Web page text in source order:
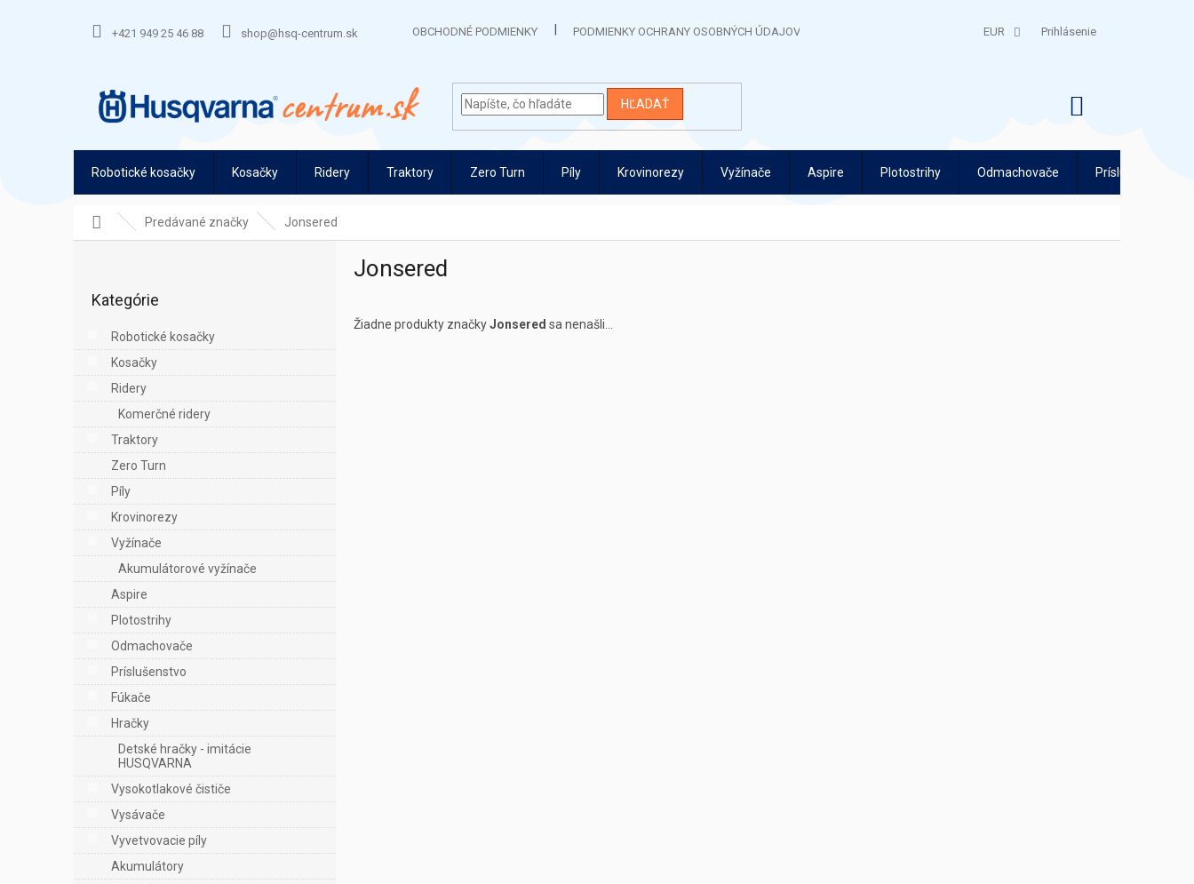
+421 949 25 46 88 shop@hsq-centrum.sk OBCHODNÉ PODMIENKY PODMIENKY OCHRANY OSOBNÝCH ÚDAJOV EUR Prihlásenie
HĽADAŤ
Robotické kosačky Kosačky Ridery Traktory Zero Turn Píly Krovinorezy Vyžínače Aspire Plotostrihy Odmachovače Príslušenstvo
DomovPredávané značky Jonsered
p
e
l
kategórie
Kategórie
Robotické kosačky
Kosačky
Ridery
Komerčné ridery
Traktory
Zero Turn
Píly
Krovinorezy
Vyžínače
Akumulátorové vyžínače
Aspire
Plotostrihy
Odmachovače
Príslušenstvo
Fúkače
Hračky
Detské hračky - imitácie
HUSQVARNA
Vysokotlakové čističe
Vysávače
Vyvetvovacie píly
Akumulátory
Jonsered
Žiadne produkty značkyJonsered sa nenašli...